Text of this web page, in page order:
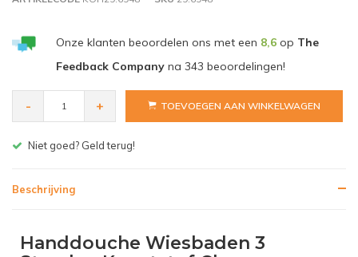
Onze klanten beoordelen ons met een 8,6op The
Feedback Companyna 343 beoordelingen!
- + TOEVOEGEN AAN WINKELWAGEN
Gratis bezorgen v.a. € 150,- (NL)
Beschrijving
Handdouche Wiesbaden 3